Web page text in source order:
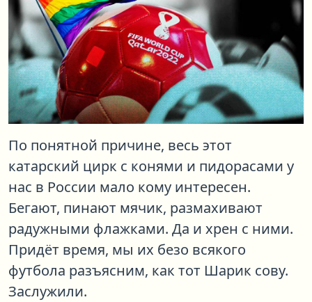
По понятной причине, весь этот
катарский цирк с конями и пидорасами у
нас в России мало кому интересен.
Бегают, пинают мячик, размахивают
радужными флажками. Да и хрен с ними.
Придёт время, мы их безо всякого
футбола разъясним, как тот Шарик сову.
Заслужили.